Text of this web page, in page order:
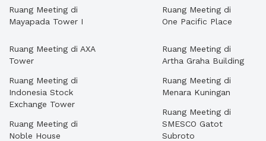
Ruang Meeting di
Mayapada Tower I
Ruang Meeting di
One Pacific Place
Ruang Meeting di AXA
Tower
Ruang Meeting di
Indonesia Stock
Exchange Tower
Ruang Meeting di
Noble House
Ruang Meeting di
Artha Graha Building
Ruang Meeting di
Menara Kuningan
Ruang Meeting di
SMESCO Gatot
Subroto